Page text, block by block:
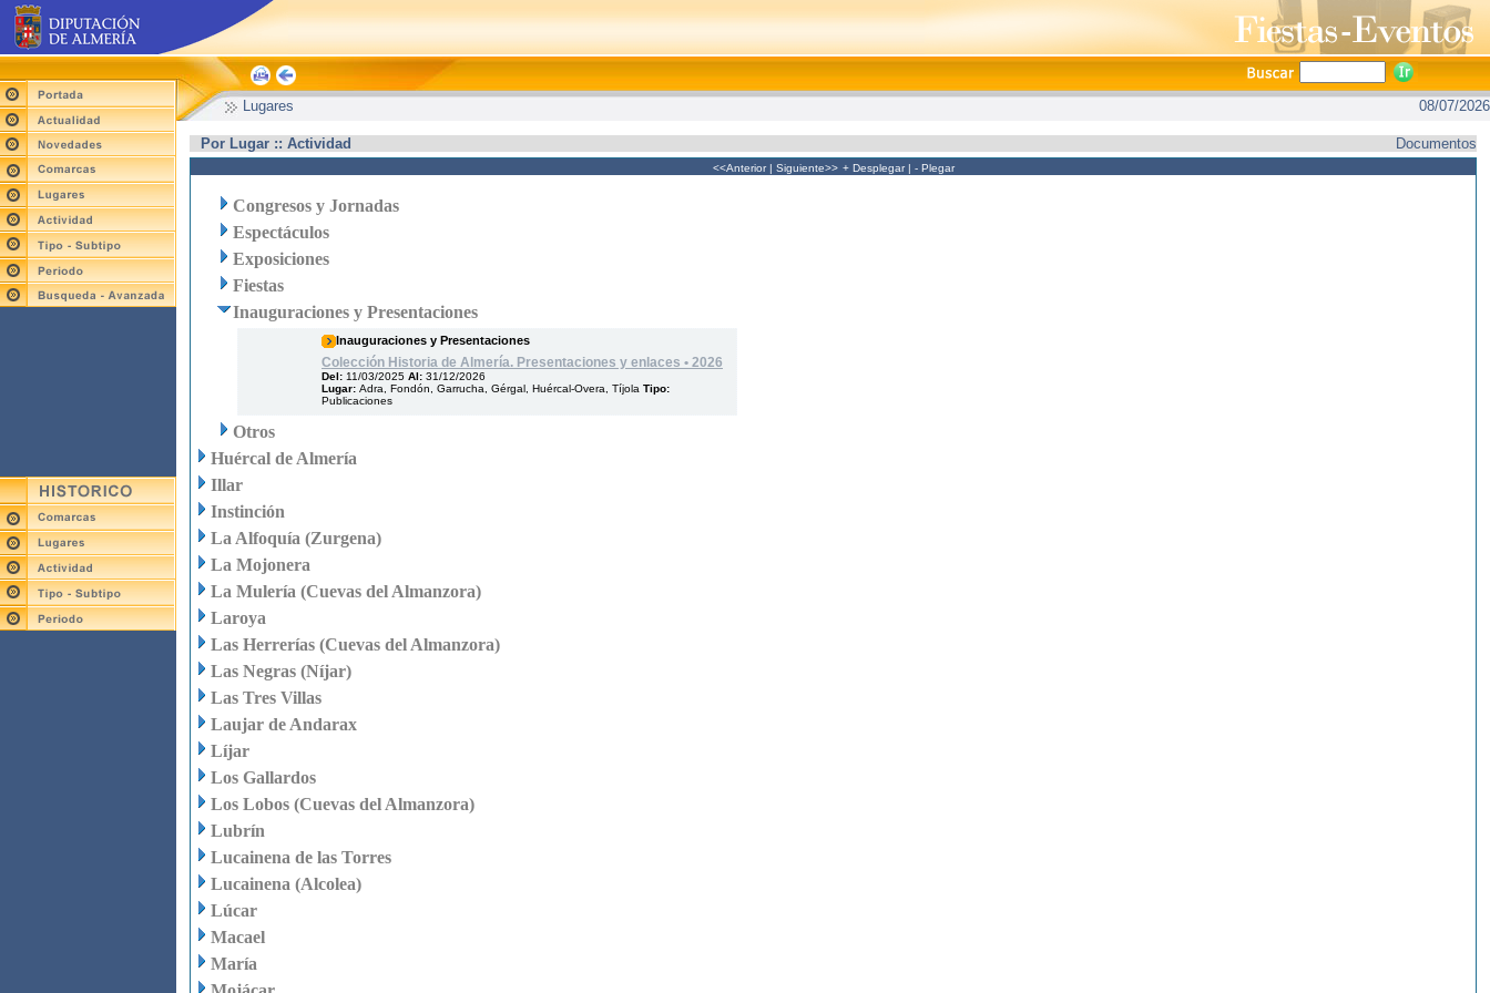
Lugares 08/07/2026
Por Lugar :: Actividad Documentos
<<Anterior| Siguiente>> + Desplegar| - Plegar
Congresos y Jornadas
Espectáculos
Exposiciones
Fiestas
Inauguraciones y Presentaciones
Inauguraciones y Presentaciones
Colección Historia de Almería. Presentaciones y enlaces • 2026
Del: 11/03/2025 Al: 31/12/2026
Lugar: Adra, Fondón, Garrucha, Gérgal, Huércal-Overa, Tíjola Tipo:
Publicaciones
Otros
Huércal de Almería
Illar
Instinción
La Alfoquía (Zurgena)
La Mojonera
La Mulería (Cuevas del Almanzora)
Laroya
Las Herrerías (Cuevas del Almanzora)
Las Negras (Níjar)
Las Tres Villas
Laujar de Andarax
Líjar
Los Gallardos
Los Lobos (Cuevas del Almanzora)
Lubrín
Lucainena de las Torres
Lucainena (Alcolea)
Lúcar
Macael
María